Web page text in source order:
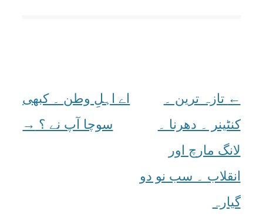
Post
navigation
← تازہ ترین ۔
کنٹینر ۔ دھرنا ۔
لانگ مارچ اور
انقلاب ۔ سب نو دو
گیارہ
اے اہلِ وطن ۔ کبھی
سوچا آپ نے ؟ →